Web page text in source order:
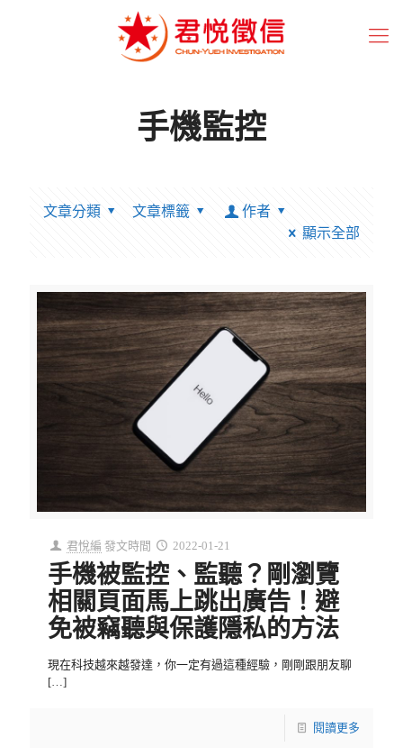
手機監控
文章分類 文章標籤
作者
顯示全部
君悅編 發文時間 2022-01-21
手機被監控、監聽？剛瀏覽
相關頁面馬上跳出廣告！避
免被竊聽與保護隱私的方法
現在科技越來越發達，你一定有過這種經驗，剛剛跟朋友聊
[…]
閱讀更多